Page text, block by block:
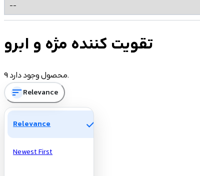
تقویت کننده مژه و ابرو
9 محصول وجود دارد.
sortRelevance
Relevance check
Newest First